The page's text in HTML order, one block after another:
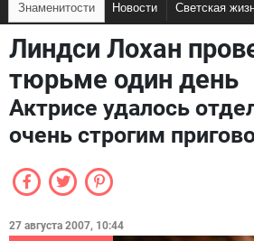
Знаменитости Новости Светская
Линдси Лохан
тюрьме один день
Актрисе удалось
очень строгим
27 августа 2007, 10:44